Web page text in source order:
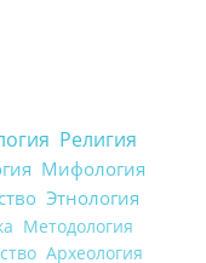
Религия
Мифология
Этнология
Методология
Археология